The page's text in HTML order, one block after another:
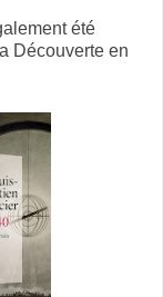
été
Découverte en